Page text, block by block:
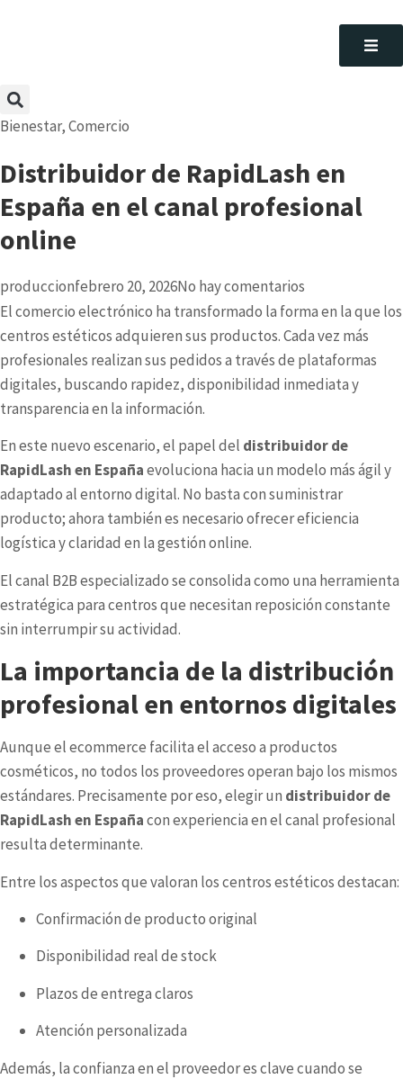
Bienestar,Comercio
Distribuidor de RapidLash en
España en el canal profesional
online
produccionfebrero 20, 2026No hay comentarios
El comercio electrónico ha transformado la forma en la que los
centros estéticos adquieren sus productos. Cada vez más
profesionales realizan sus pedidos a través de plataformas
digitales, buscando rapidez, disponibilidad inmediata y
transparencia en la información.
En este nuevo escenario, el papel del distribuidor de
RapidLash en Españaevoluciona hacia un modelo más ágil y
adaptado al entorno digital. No basta con suministrar
producto; ahora también es necesario ofrecer eficiencia
logística y claridad en la gestión online.
El canal B2B especializado se consolida como una herramienta
estratégica para centros que necesitan reposición constante
sin interrumpir su actividad.
La importancia de la distribución
profesional en entornos digitales
Aunque el ecommerce facilita el acceso a productos
cosméticos, no todos los proveedores operan bajo los mismos
estándares. Precisamente por eso, elegir un distribuidor de
RapidLash en Españacon experiencia en el canal profesional
resulta determinante.
Entre los aspectos que valoran los centros estéticos destacan:
Confirmación de producto original
Disponibilidad real de stock
Plazos de entrega claros
Atención personalizada
Además, la confianza en el proveedor es clave cuando se